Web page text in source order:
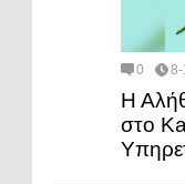
0 8-
Η
στο